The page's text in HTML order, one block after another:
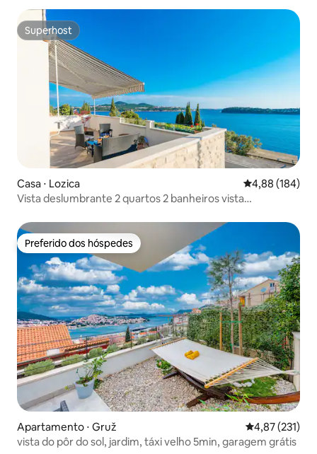
Superhost
Superhost
Casa ⋅ Lozica 4,88 de uma
4,88 (184)
Vista deslumbrante 2 quartos 2 banheiros vista
Preferido dos hóspedes
Preferido dos hóspedes
Apartamento ⋅ Gruž 4,87 de uma
4,87 (231)
vista do pôr do sol, jardim, táxi velho 5min, garagem grátis